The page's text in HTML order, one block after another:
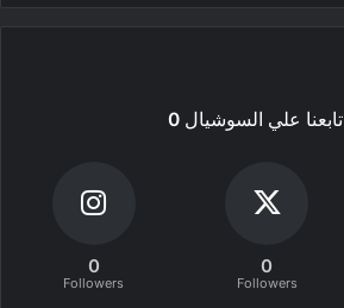
تابعنا علي السوشيال0
0
Followers
0
Followers